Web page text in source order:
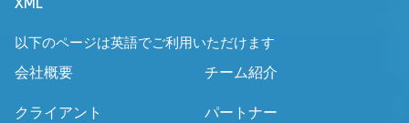
以下のページは英語でご利用いただけます
会社概要
チーム紹介
クライアント パートナー